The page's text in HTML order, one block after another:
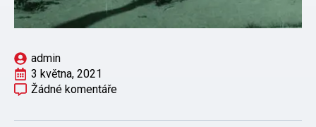
admin
3 května, 2021
Žádné komentáře